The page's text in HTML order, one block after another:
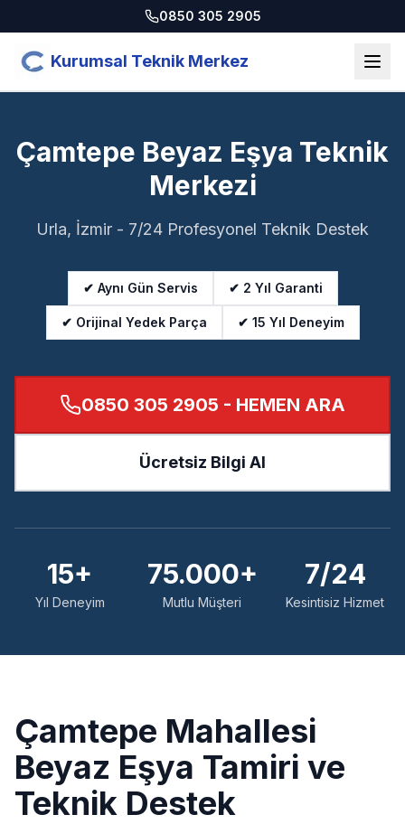
0850 305 2905
Kurumsal Teknik Merkez
Çamtepe Beyaz Eşya Teknik
Merkezi
Urla, İzmir - 7/24 Profesyonel Teknik Destek
✔ Aynı Gün Servis ✔ 2 Yıl Garanti
✔ Orijinal Yedek Parça ✔ 15 Yıl Deneyim
0850 305 2905 - HEMEN ARA
Ücretsiz Bilgi Al
15+
Yıl Deneyim
75.000+
Mutlu Müşteri
7/24
Kesintisiz Hizmet
Çamtepe Mahallesi
Beyaz Eşya Tamiri ve
Teknik Destek